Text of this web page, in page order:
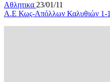
Αθλητικα 23/01/11
Α.Ε Κως-Απόλλων Καλυθιών 1-1